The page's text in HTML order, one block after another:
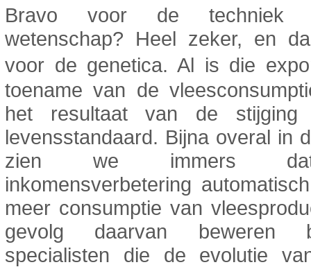
Bravo voor de
wetenschap? Heel zeker, en
voor de genetica. Al is die
toename van de
het resultaat van de
levensstandaard. Bijna overal in
zien we immers
inkomensverbetering
meer consumptie van
gevolg daarvan beweren
specialisten die de evolutie